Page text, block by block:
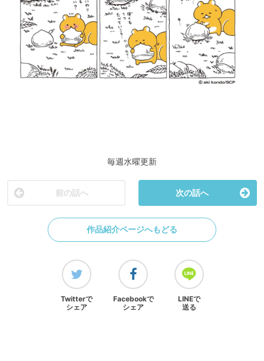
毎週水曜更新
前の話へ 次の話へ
作品紹介ページへもどる
Twitterで
シェア
Facebookで
シェア
LINEで
送る